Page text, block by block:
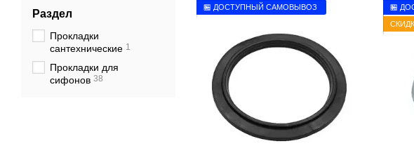
🏪 ДОСТУПНЫЙ САМОВЫВОЗ
🏪
Раздел
Прокладки
сантехнические 1
Прокладки для
сифонов 38